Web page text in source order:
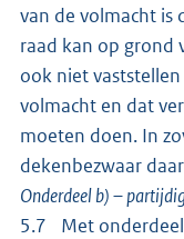
van de volmacht is
raad kan op grond
ook niet
volmacht en dat
moeten doen. In
dekenbezwaar
Onderdeel b) –
5.7 Met